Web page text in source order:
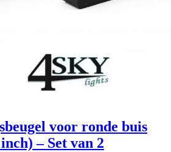
voor ronde buis
– Set van 2